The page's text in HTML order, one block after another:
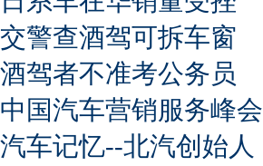
交警查酒驾可拆车窗
酒驾者不准考公务员
中国汽车营销服务峰会
汽车记忆--北汽创始人